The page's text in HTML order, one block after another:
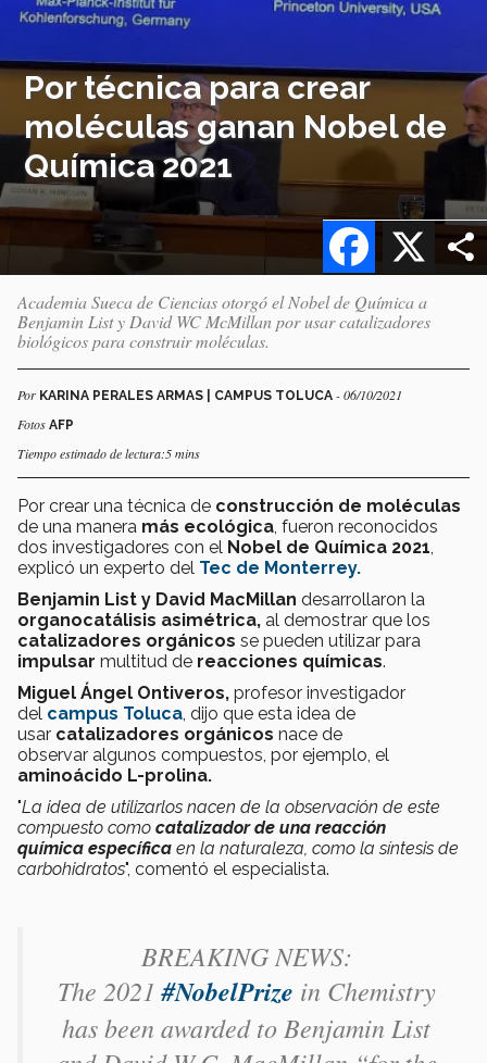
Por técnica para crear
moléculas ganan Nobel de
Química 2021
X
Facebook
Academia Sueca de Ciencias otorgó el Nobel de Química a
Benjamin List y David WC McMillan por usar catalizadores
biológicos para construir moléculas.
Por KARINA PERALES ARMAS | CAMPUS TOLUCA - 06/10/2021
Fotos AFP
Tiempo estimado de lectura:5 mins
Por crear una técnica de construcción de moléculas
de una manera más ecológica , fueron reconocidos
dos investigadores con el Nobel de Química 2021
explicó un experto del Tec de Monterrey.
Benjamin List y David MacMillan desarrollaron la
organocatálisis asimétrica, al demostrar que los
catalizadores orgánicos se pueden utilizar para
impulsar multitud de reacciones químicas.
Miguel Ángel Ontiveros, profesor investigador
del campus Toluca , dijo que esta idea de
usar catalizadores orgánicos nace de
observar algunos compuestos, por ejemplo, el
aminoácido L-prolina.
"La idea de utilizarlos nacen de la observación de este
compuesto como catalizador de una reacción
química específica en la naturaleza, como la síntesis de
carbohidratos", comentó el especialista.
BREAKING NEWS:
The 2021#NobelPrize in Chemistry
has been awarded to Benjamin List